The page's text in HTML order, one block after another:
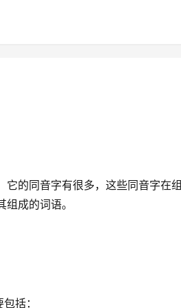
的同音字有很多，这些同音字在组
成的词语。
括：